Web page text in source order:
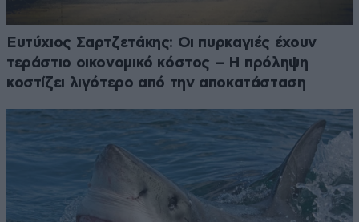
Ευτύχιος Σαρτζετάκης: Οι πυρκαγιές έχουν
τεράστιο οικονομικό κόστος – Η πρόληψη
κοστίζει λιγότερο από την αποκατάσταση